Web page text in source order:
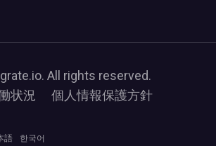
All rights reserved.
状況
個人情報保護方針
語 한국어